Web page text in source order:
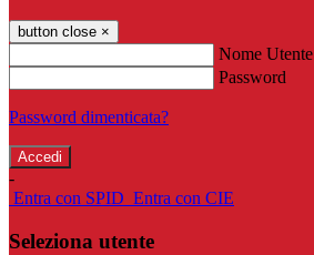
button close ×
Nome Utente
Password
Password dimenticata?
-
Entra con SPID Entra con CIE
Seleziona utente